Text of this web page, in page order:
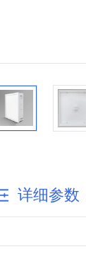
详细参数